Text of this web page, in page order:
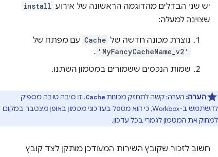
יש שני הבדלים מהדוגמה הראשונה של אירוע install
שצוינה למעלה:
נוצרת מכונה חדשה של Cache עם מפתח של
'MyFancyCacheName_v2'
.
שמות הנכסים ששמורים במטמון השתנו.
הערה: הערה: קשה לתחזק מכונותCache. זו סיבה טובה מספיק
להשתמש ב-Workbox, כי הוא מטפל בעדכוני מטמון באופן מצטבר במקום
למחוק את המטמון לגמרי בכל עדכון.
חשוב לזכור שקובץ השירות המעודכן מותקן לצד קובץ